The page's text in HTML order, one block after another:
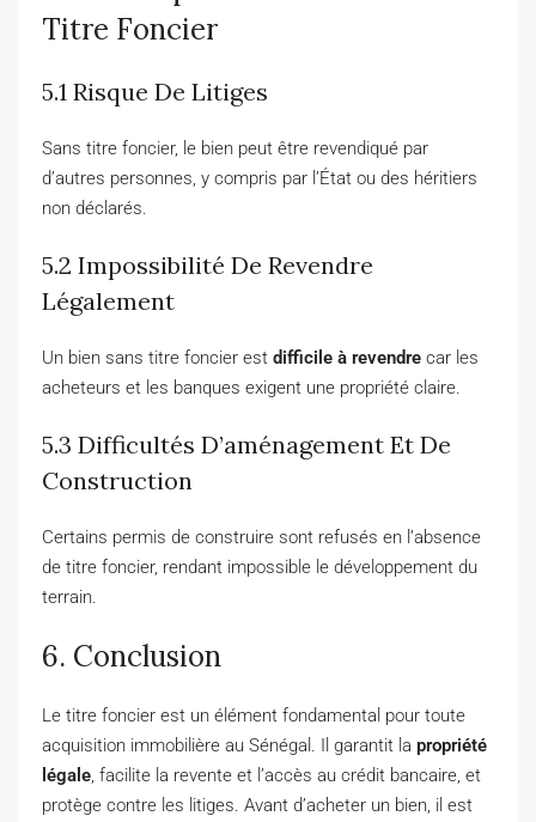
Titre Foncier
5.1 Risque De Litiges
Sans titre foncier, le bien peut être revendiqué par
d’autres personnes, y compris par l’État ou des héritiers
non déclarés.
5.2 Impossibilité De Revendre
Légalement
Un bien sans titre foncier est difficile à revendre car les
acheteurs et les banques exigent une propriété claire.
5.3 Difficultés D’aménagement Et De
Construction
Certains permis de construire sont refusés en l’absence
de titre foncier, rendant impossible le développement du
terrain.
6. Conclusion
Le titre foncier est un élément fondamental pour toute
acquisition immobilière au Sénégal. Il garantit la propriété
légale , facilite la revente et l’accès au crédit bancaire, et
protège contre les litiges. Avant d’acheter un bien, il est